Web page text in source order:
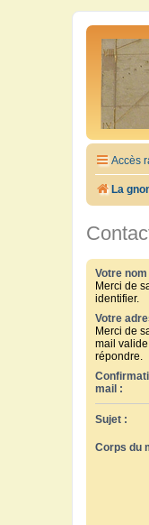
Accès
La
Votre nom
Merci de
identifier.
Votre
Merci de
mail
répondre.
mail :
Sujet :
Corps du